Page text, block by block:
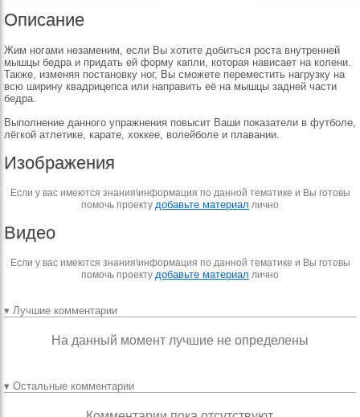
Описание
Жим ногами незаменим, если Вы хотите добиться роста внутренней
мышцы бедра и придать ей форму капли, которая нависает на колени.
Также, изменяя постановку ног, Вы сможете переместить нагрузку на
всю ширину квадрицепса или направить её на мышцы задней части
бедра.
Выполнение данного упражнения повысит Ваши показатели в футболе,
лёгкой атлетике, карате, хоккее, волейболе и плавании.
Изображения
Если у вас имеются знания\информация по данной тематике и Вы готовы
помочь проекту добавьте материал лично
Видео
Если у вас имеются знания\информация по данной тематике и Вы готовы
помочь проекту добавьте материал лично
▾ Лучшие комментарии
На данный момент лучшие не определены
▾ Остальные комментарии